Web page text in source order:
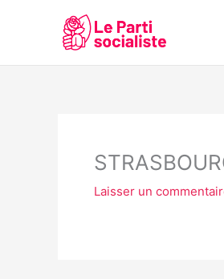
Laisser un